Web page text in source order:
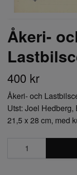
Åkeri-
400 kr
Åkeri- och
Utst: Joel Hedberg,
21,5 x 28 cm, med